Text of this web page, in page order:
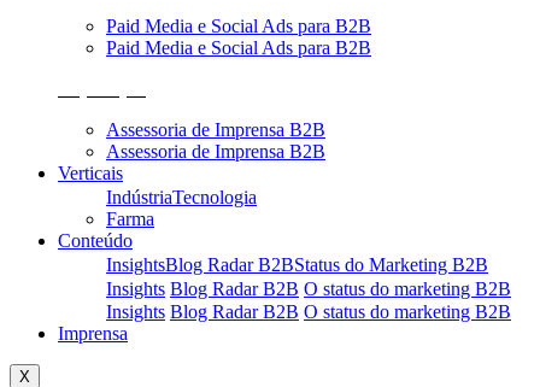
Paid Media e Social Ads para B2B
Paid Media e Social Ads para B2B
Assessoria de Imprensa B2B
Assessoria de Imprensa B2B
Verticais
IndústriaTecnologia
Farma
Conteúdo
InsightsBlog Radar B2BStatus do Marketing B2B
Insights Blog Radar B2B O status do marketing B2B
Insights Blog Radar B2B O status do marketing B2B
Imprensa
X